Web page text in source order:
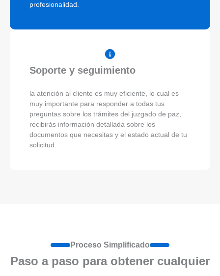
profesionalidad.
Soporte y seguimiento
la atención al cliente es muy eficiente, lo cual es
muy importante para responder a todas tus
preguntas sobre los trámites del juzgado de paz,
recibirás información detallada sobre los
documentos que necesitas y el estado actual de tu
solicitud.
Proceso Simplificado
Paso a paso para obtener cualquier